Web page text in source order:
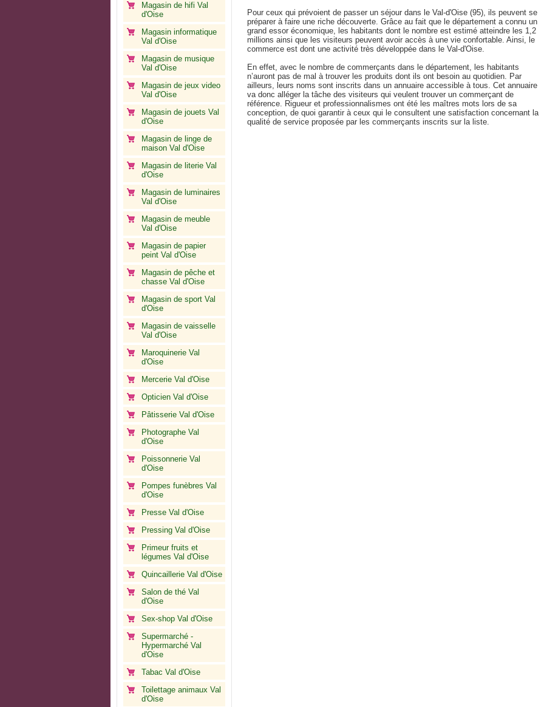
Magasin de hifi Val
d'Oise
Magasin informatique
Val d'Oise
Magasin de musique
Val d'Oise
Magasin de jeux video
Val d'Oise
Magasin de jouets Val
d'Oise
Magasin de linge de
maison Val d'Oise
Magasin de literie Val
d'Oise
Magasin de luminaires
Val d'Oise
Magasin de meuble
Val d'Oise
Magasin de papier
peint Val d'Oise
Magasin de pêche et
chasse Val d'Oise
Magasin de sport Val
d'Oise
Magasin de vaisselle
Val d'Oise
Maroquinerie Val
d'Oise
Mercerie Val d'Oise
Opticien Val d'Oise
Pâtisserie Val d'Oise
Photographe Val
d'Oise
Poissonnerie Val
d'Oise
Pompes funèbres Val
d'Oise
Presse Val d'Oise
Pressing Val d'Oise
Primeur fruits et
légumes Val d'Oise
Quincaillerie Val d'Oise
Salon de thé Val
d'Oise
Sex-shop Val d'Oise
Supermarché -
Hypermarché Val
d'Oise
Tabac Val d'Oise
Toilettage animaux Val
d'Oise
Pour ceux qui prévoient de passer un séjour dans le Val-d'Oise (95), ils peuvent se
préparer à faire une riche découverte. Grâce au fait que le département a connu un
grand essor économique, les habitants dont le nombre est estimé atteindre les 1,2
millions ainsi que les visiteurs peuvent avoir accès à une vie confortable. Ainsi, le
commerce est dont une activité très développée dans le Val-d'Oise.
En effet, avec le nombre de commerçants dans le département, les habitants
n’auront pas de mal à trouver les produits dont ils ont besoin au quotidien. Par
ailleurs, leurs noms sont inscrits dans un annuaire accessible à tous. Cet annuaire
va donc alléger la tâche des visiteurs qui veulent trouver un commerçant de
référence. Rigueur et professionnalismes ont été les maîtres mots lors de sa
conception, de quoi garantir à ceux qui le consultent une satisfaction concernant la
qualité de service proposée par les commerçants inscrits sur la liste.